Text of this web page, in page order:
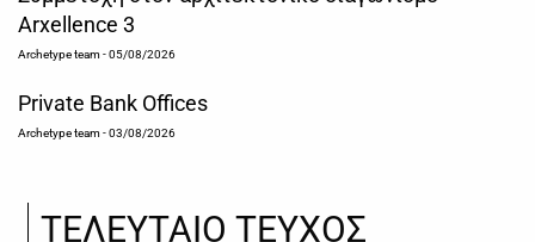
Arxellence 3
Archetype team- 05/08/2026
Private Bank Offices
Archetype team- 03/08/2026
ΤΕΛΕΥΤΑΙΟ ΤΕΥΧΟΣ